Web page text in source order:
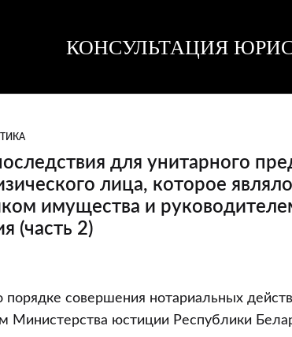
КОНСУЛЬТАЦИЯ
юриста
юриста
для унитарного
лица, которое
имущества и
(часть 2)
порядке совершения нотариальных
Министерства юстиции Республики